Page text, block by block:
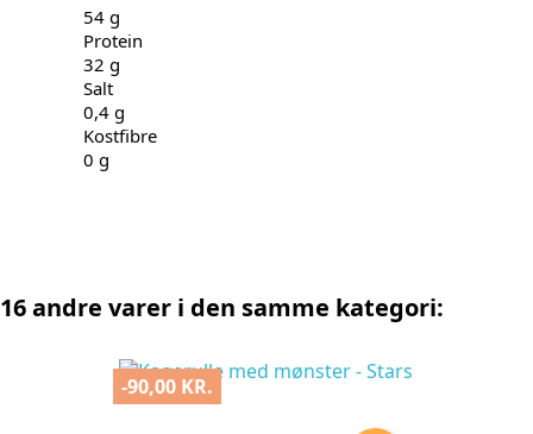
54 g
Protein
32 g
Salt
0,4 g
Kostfibre
0 g
16 andre varer i den samme kategori:
-90,00 KR.